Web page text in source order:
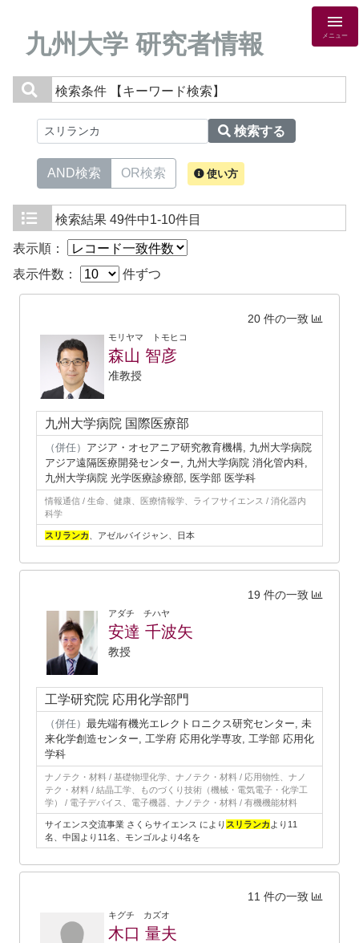
九州大学 研究者情報 メニュー
検索条件 【キーワード検索】
検索する
AND検索 OR検索 使い方
検索結果 49件中1-10件目
表示順：
表示件数：
件ずつ
20 件の一致
モリヤマ トモヒコ
森山 智彦
准教授
九州大学病院 国際医療部
（併任） アジア・オセアニア研究教育機構, 九州大学病院
アジア遠隔医療開発センター, 九州大学病院 消化管内科,
九州大学病院 光学医療診療部, 医学部 医学科
情報通信 / 生命、健康、医療情報学、ライフサイエンス / 消化器内
科学
スリランカ 、アゼルバイジャン、日本
19 件の一致
アダチ チハヤ
安達 千波矢
教授
工学研究院 応用化学部門
（併任） 最先端有機光エレクトロニクス研究センター, 未
来化学創造センター, 工学府 応用化学専攻, 工学部 応用化
学科
ナノテク・材料 / 基礎物理化学、ナノテク・材料 / 応用物性、ナノ
テク・材料 / 結晶工学、ものづくり技術（機械・電気電子・化学工
学） / 電子デバイス、電子機器、ナノテク・材料 / 有機機能材料
サイエンス交流事業 さくらサイエンス により スリランカ より11
名、中国より11名、モンゴルより4名を
11 件の一致
キグチ カズオ
木口 量夫